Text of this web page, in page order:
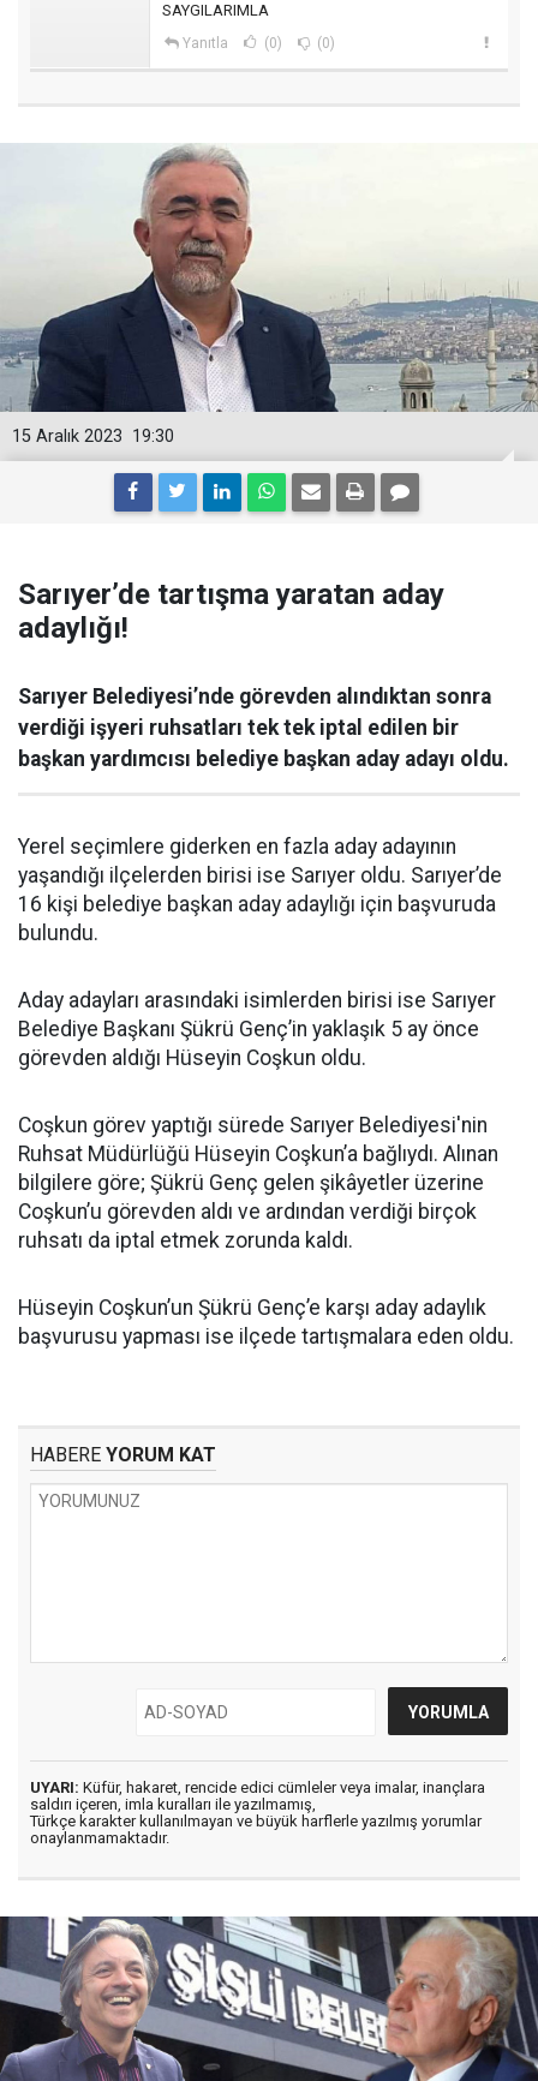
SAYGILARIMLA
Yanıtla (0) (0)
19:30
15 Aralık 2023
Sarıyer’de tartışma yaratan aday
adaylığı!
Sarıyer Belediyesi’nde görevden alındıktan sonra
verdiği işyeri ruhsatları tek tek iptal edilen bir
başkan yardımcısı belediye başkan aday adayı oldu.
Yerel seçimlere giderken en fazla aday adayının
yaşandığı ilçelerden birisi ise Sarıyer oldu. Sarıyer’de
16 kişi belediye başkan aday adaylığı için başvuruda
bulundu.
Aday adayları arasındaki isimlerden birisi ise Sarıyer
Belediye Başkanı Şükrü Genç’in yaklaşık 5 ay önce
görevden aldığı Hüseyin Coşkun oldu.
Coşkun görev yaptığı sürede Sarıyer Belediyesi'nin
Ruhsat Müdürlüğü Hüseyin Coşkun’a bağlıydı. Alınan
bilgilere göre; Şükrü Genç gelen şikâyetler üzerine
Coşkun’u görevden aldı ve ardından verdiği birçok
ruhsatı da iptal etmek zorunda kaldı.
Hüseyin Coşkun’un Şükrü Genç’e karşı aday adaylık
başvurusu yapması ise ilçede tartışmalara eden oldu.
HABERE YORUM KAT
UYARI: Küfür, hakaret, rencide edici cümleler veya imalar, inançlara
saldırı içeren, imla kuralları ile yazılmamış,
Türkçe karakter kullanılmayan ve büyük harflerle yazılmış yorumlar
onaylanmamaktadır.